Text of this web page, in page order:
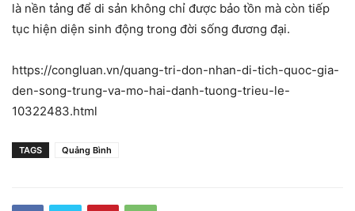
là nền tảng để di sản không chỉ được bảo tồn mà còn tiếp
tục hiện diện sinh động trong đời sống đương đại.
https://congluan.vn/quang-tri-don-nhan-di-tich-quoc-gia-
den-song-trung-va-mo-hai-danh-tuong-trieu-le-
10322483.html
TAGS Quảng Bình